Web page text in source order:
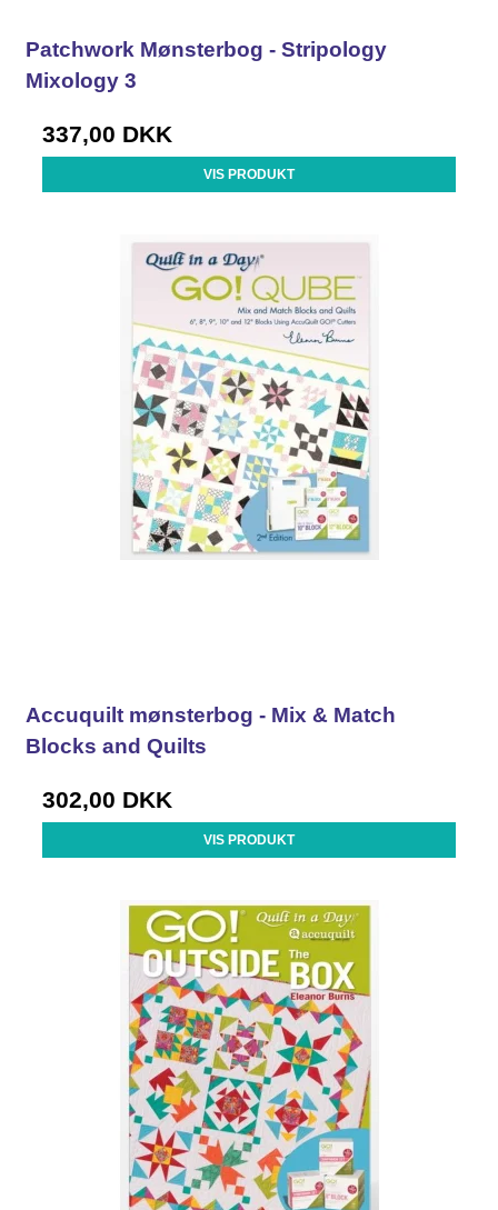
Patchwork Mønsterbog - Stripology
Mixology 3
337,00 DKK
VIS PRODUKT
Accuquilt mønsterbog - Mix & Match
Blocks and Quilts
302,00 DKK
VIS PRODUKT